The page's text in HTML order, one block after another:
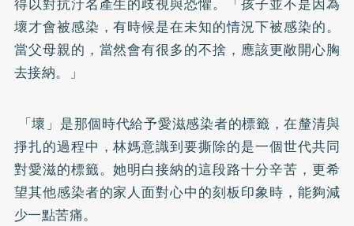
壞才會被感染，有時候是在未知的情況下被感染的。
當父母親的，當然會有很多的不捨，應該更敞開心胸
去接納。」
「壞」是那個時代給予愛滋感染者的標籤，在釐清與
掙扎的過程中，林媽意識到要撕除的是一個世代共同
對愛滋的標籤。她明白接納的這段路十分辛苦，更希
望其他感染者的家人面對心中的刻板印象時，能夠減
少一點苦痛。